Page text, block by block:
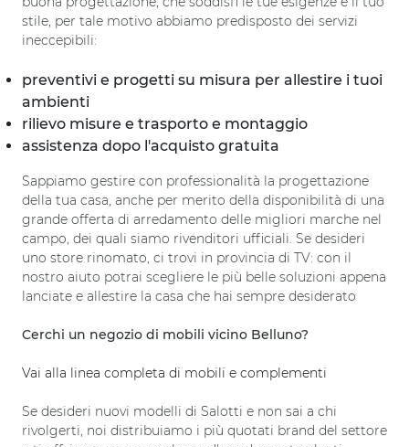
stile, per tale motivo abbiamo predisposto dei servizi
ineccepibili:
preventivi e progetti su misura per allestire i tuoi
ambienti
rilievo misure e trasporto e montaggio
assistenza dopo l'acquisto gratuita
Sappiamo gestire con professionalità la progettazione
della tua casa, anche per merito della disponibilità di una
grande offerta di arredamento delle migliori marche nel
campo, dei quali siamo rivenditori ufficiali. Se desideri
uno store rinomato, ci trovi in provincia di TV: con il
nostro aiuto potrai scegliere le più belle soluzioni appena
lanciate e allestire la casa che hai sempre desiderato
Cerchi un negozio di mobili vicino Belluno?
Vai alla linea completa di mobili e complementi
Se desideri nuovi modelli di Salotti e non sai a chi
rivolgerti, noi distribuiamo i più quotati brand del settore